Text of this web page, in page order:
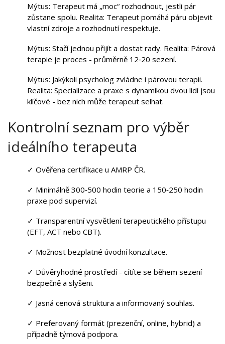
Mýtus: Terapeut má „moc“ rozhodnout, jestli pár
zůstane spolu. Realita: Terapeut pomáhá páru objevit
vlastní zdroje a rozhodnutí respektuje.
Mýtus: Stačí jednou přijít a dostat rady. Realita: Párová
terapie je proces - průměrně 12‑20 sezení.
Mýtus: Jakýkoli psycholog zvládne i párovou terapii.
Realita: Specializace a praxe s dynamikou dvou lidí jsou
klíčové - bez nich může terapeut selhat.
Kontrolní seznam pro výběr
ideálního terapeuta
✓ Ověřena certifikace u AMRP ČR.
✓ Minimálně 300‑500 hodin teorie a 150‑250 hodin
praxe pod supervizí.
✓ Transparentní vysvětlení terapeutického přístupu
(EFT, ACT nebo CBT).
✓ Možnost bezplatné úvodní konzultace.
✓ Důvěryhodné prostředí - cítíte se během sezení
bezpečně a slyšeni.
✓ Jasná cenová struktura a informovaný souhlas.
✓ Preferovaný formát (prezenční, online, hybrid) a
případně týmová podpora.